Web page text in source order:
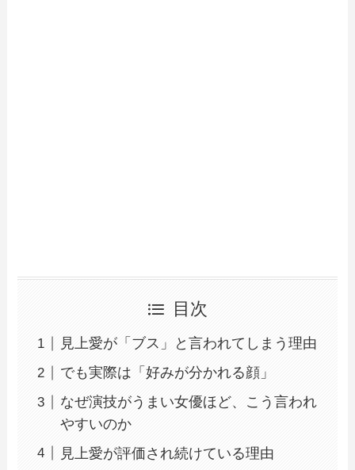
目次
見上愛が「ブス」と言われてしまう理由
でも実際は「好みが分かれる顔」
なぜ演技がうまい女優ほど、こう言われ
やすいのか
見上愛が評価され続けている理由